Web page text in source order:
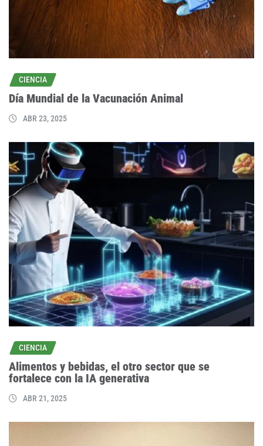
CIENCIA
Día Mundial de la Vacunación Animal
ABR 23, 2025
CIENCIA
Alimentos y bebidas, el otro sector que se
fortalece con la IA generativa
ABR 21, 2025